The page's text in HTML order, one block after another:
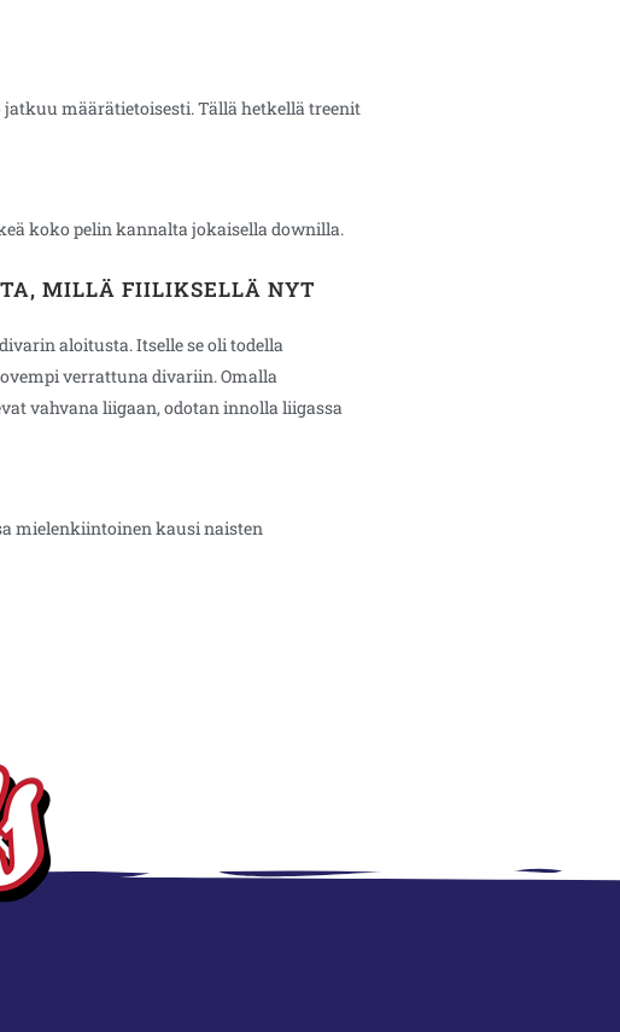
määrätietoisesti. Tällä hetkellä treenit
koko pelin kannalta jokaisella downilla.
MILLÄ FIILIKSELLÄ NYT
aloitusta. Itselle se oli todella
verrattuna divariin. Omalla
vahvana liigaan, odotan innolla liigassa
mielenkiintoinen kausi naisten